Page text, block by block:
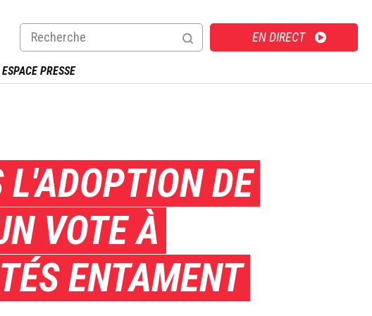
EN DIRECT
ESPACE PRESSE
L'ADOPTION DE
VOTE À
ENTAMENT